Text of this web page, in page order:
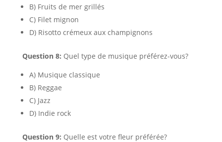
B) Fruits de mer grillés
C) Filet mignon
D) Risotto crémeux aux champignons
Question 8: Quel type de musique préférez-vous?
A) Musique classique
B) Reggae
C) Jazz
D) Indie rock
Question 9: Quelle est votre fleur préférée?